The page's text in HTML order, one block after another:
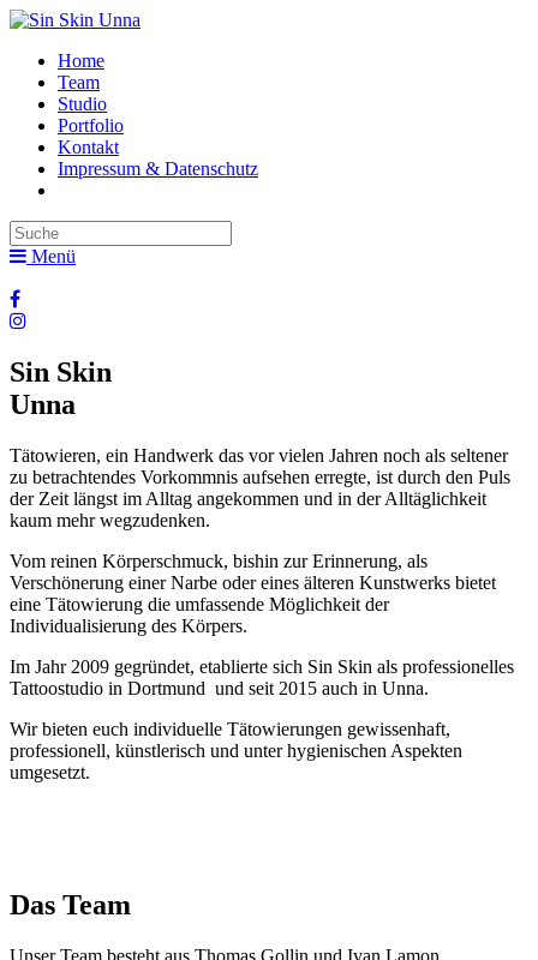
Home
Team
Studio
Portfolio
Kontakt
Impressum & Datenschutz
Menü
Sin Skin
Unna
Tätowieren, ein Handwerk das vor vielen Jahren noch als seltener
zu betrachtendes Vorkommnis aufsehen erregte, ist durch den Puls
der Zeit längst im Alltag angekommen und in der Alltäglichkeit
kaum mehr wegzudenken.
Vom reinen Körperschmuck, bishin zur Erinnerung, als
Verschönerung einer Narbe oder eines älteren Kunstwerks bietet
eine Tätowierung die umfassende Möglichkeit der
Individualisierung des Körpers.
Im Jahr 2009 gegründet, etablierte sich Sin Skin als professionelles
Tattoostudio in Dortmund und seit 2015 auch in Unna.
Wir bieten euch individuelle Tätowierungen gewissenhaft,
professionell, künstlerisch und unter hygienischen Aspekten
umgesetzt.
Das Team
Unser Team besteht aus Thomas Gollin und Ivan Lamon.